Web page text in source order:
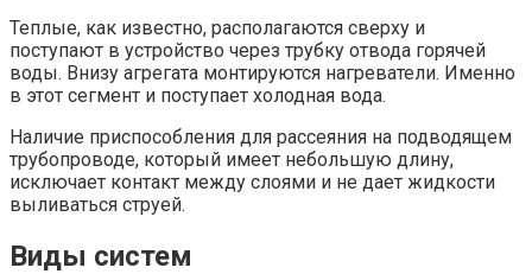
Теплые, как известно, располагаются сверху и
поступают в устройство через трубку отвода горячей
воды. Внизу агрегата монтируются нагреватели. Именно
в этот сегмент и поступает холодная вода.
Наличие приспособления для рассеяния на подводящем
трубопроводе, который имеет небольшую длину,
исключает контакт между слоями и не дает жидкости
выливаться струей.
Виды систем